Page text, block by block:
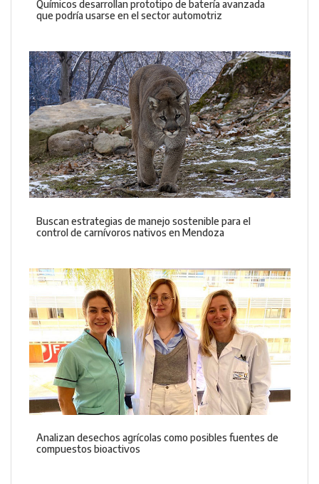
Químicos desarrollan prototipo de batería avanzada
que podría usarse en el sector automotriz
Buscan estrategias de manejo sostenible para el
control de carnívoros nativos en Mendoza
Analizan desechos agrícolas como posibles fuentes de
compuestos bioactivos